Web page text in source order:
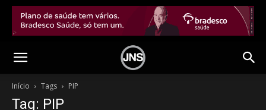
Início Tags PIP
Tag: PIP